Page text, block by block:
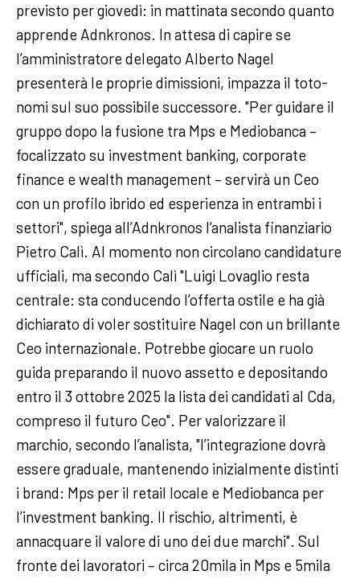
previsto per giovedì: in mattinata secondo quanto
apprende Adnkronos. In attesa di capire se
l’amministratore delegato Alberto Nagel
presenterà le proprie dimissioni, impazza il toto-
nomi sul suo possibile successore. "Per guidare il
gruppo dopo la fusione tra Mps e Mediobanca –
focalizzato su investment banking, corporate
finance e wealth management – servirà un Ceo
con un profilo ibrido ed esperienza in entrambi i
settori", spiega all’Adnkronos l’analista finanziario
Pietro Calì. Al momento non circolano candidature
ufficiali, ma secondo Calì "Luigi Lovaglio resta
centrale: sta conducendo l’offerta ostile e ha già
dichiarato di voler sostituire Nagel con un brillante
Ceo internazionale. Potrebbe giocare un ruolo
guida preparando il nuovo assetto e depositando
entro il 3 ottobre 2025 la lista dei candidati al Cda,
compreso il futuro Ceo". Per valorizzare il
marchio, secondo l’analista, "l’integrazione dovrà
essere graduale, mantenendo inizialmente distinti
i brand: Mps per il retail locale e Mediobanca per
l’investment banking. Il rischio, altrimenti, è
annacquare il valore di uno dei due marchi". Sul
fronte dei lavoratori – circa 20mila in Mps e 5mila